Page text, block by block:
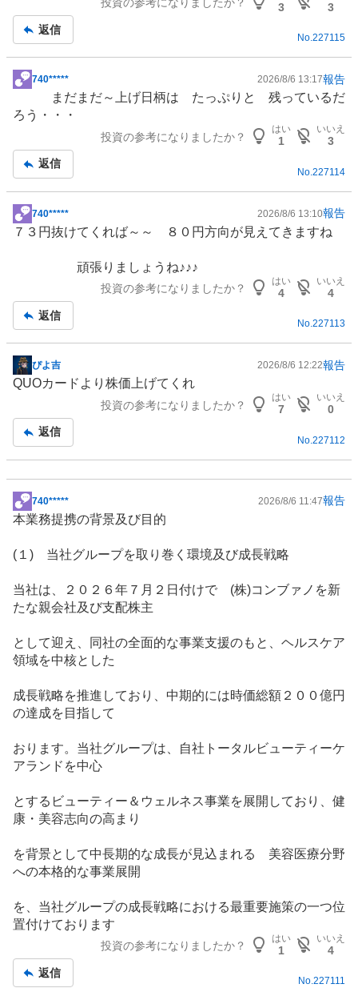
事
3
3
返信
No.227115
掲
板
740***** 2026/8/6 13:17報告
まだまだ～上げ日柄は たっぷりと 残っているだ
ろう・・・
投資の参考になりましたか？
はい
1
いいえ
3
返信
No. 227114
掲
示
740***** 2026/8/6 13:10報告
７３円抜けてくれば～～ ８０円方向が見えてきますね
頑張りましょうね♪♪♪
投資の参考になりましたか？
はい
4
いいえ
4
返信
No.227113
掲
示
事
ぴよ吉 2026/8/6 12:22報告
QUOカードより株価上げてくれ
投資の参考になりましたか？
はい
7
いいえ
0
返信
No. 227112
掲
示
記
740***** 2026/8/6 11:47報告
本業務提携の背景及び目的
(１) 当社グループを取り巻く 環境及び成長戦略
当社は、２０２６年７月２日付けで (株)コンブァノを新
たな親会社及び支配株主
として迎え、同社の全面的な事業支援のもと、ヘルスケア
領域を中核とした
成長戦略を推進しており、中期的には時価総額２００億円
の達成を目指して
おります。当社グループは、自社トータルビューティーケ
アランドを中心
とするビューティー＆ウェルネス事業を展開しており、健
康・美容志向の高まり
を背景として中長期的な成長が見込まれる 美容医療分野
への本格的な事業展開
を、当社グループの成長戦略における最重要施策の一つ位
置付けております
投資の参考になりましたか？
はい
1
いいえ
4
返信
No.227111